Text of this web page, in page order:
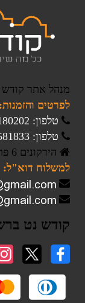
מנהל אתר קודש
לפרטים והזמנות:
טלפון: 077-2180202
טלפון: 050-8581833
הירקונים 6 פתח תקווה (יש ליצור קשר לפני הגעה)
למשלוח דוא"ל:
קודש נט